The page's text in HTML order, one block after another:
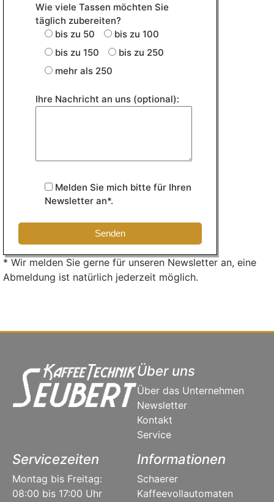
Wie viele Tassen möchten Sie
täglich zubereiten?
bis zu 50
bis zu 100
bis zu 150
bis zu 250
mehr als 250
Ihre Nachricht an uns (optional):
Melden Sie mich bitte für Ihren
Newsletter an*.
* Wir melden Sie gerne für unseren Newsletter an, eine
Abmeldung ist natürlich jederzeit möglich.
Über uns
Über das Unternehmen
Newsletter
Kontakt
Service
Servicezeiten
Montag bis Freitag:
08:00 bis 17:00 Uhr
Informationen
Schaerer
Kaffeevollautomaten